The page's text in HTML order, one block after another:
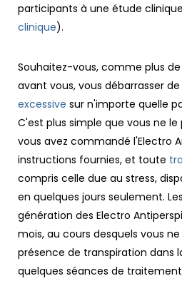
participants à une étude
clinique).
Souhaitez-vous, comme plus de
avant vous, vous débarrasser de
excessive sur n'importe quelle
C'est plus simple que vous ne le
vous avez commandé l'Electro
instructions fournies, et toute
compris celle due au stress,
en quelques jours seulement.
génération des Electro
mois, au cours desquels vous
présence de transpiration dans
quelques séances de